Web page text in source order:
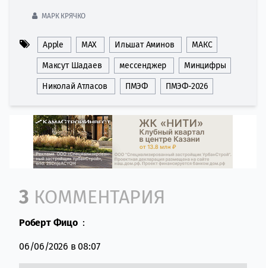
МАРК КРЯЧКО
Apple MAX Ильшат Аминов МАКС
Максут Шадаев мессенджер Минцифры
Николай Атласов ПМЭФ ПМЭФ-2026
Comment section
3 КОММЕНТАРИЯ
Роберт Фицо :
06/06/2026 в 08:07